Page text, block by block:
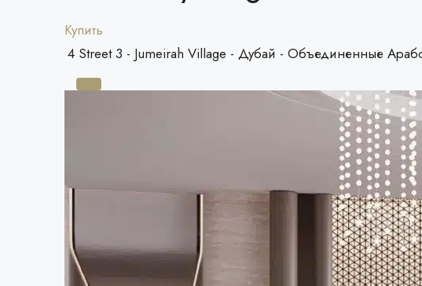
Купить
4 Street 3 - Jumeirah Village - Дубай - Объединенные